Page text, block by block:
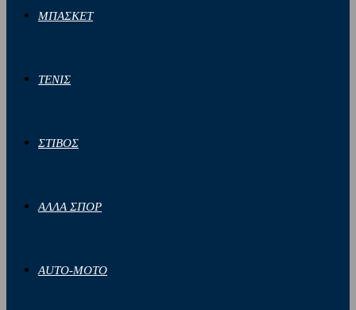
ΜΠΑΣΚΕΤ
ΤΕΝΙΣ
ΣΤΙΒΟΣ
ΑΛΛΑ ΣΠΟΡ
AUTO-MOTO